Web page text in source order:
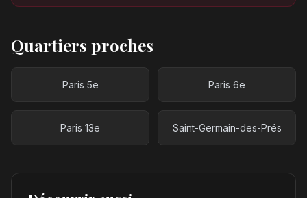
Quartiers proches
Paris 5e Paris 6e
Paris 13e Saint-Germain-des-Prés